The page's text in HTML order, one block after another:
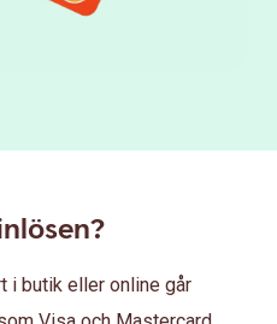
i butik eller online går